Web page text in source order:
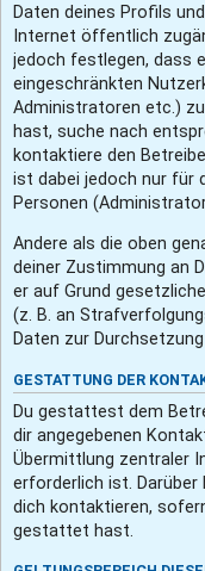
Daten deines Profils
Internet öffentlich
jedoch festlegen, dass
eingeschränkten
Administratoren etc.)
hast, suche nach
kontaktiere den
ist dabei jedoch nur für
Personen
Andere als die oben
deiner Zustimmung an
er auf Grund
(z. B. an
Daten zur
GESTATTUNG DER
Du gestattest dem
dir angegebenen
Übermittlung zentraler
erforderlich ist. Darüber
dich kontaktieren,
gestattet hast.